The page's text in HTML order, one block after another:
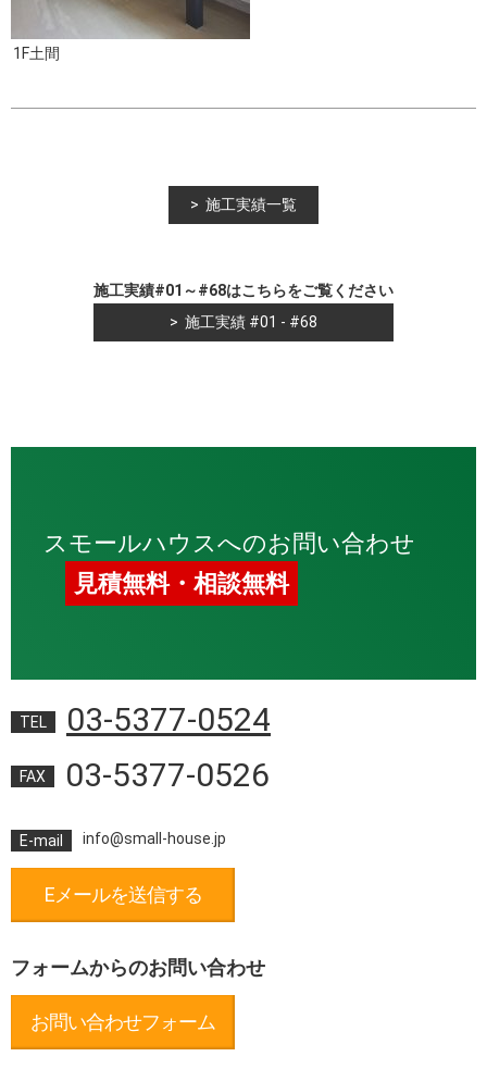
1F土間
施工実績一覧
施工実績#01～#68はこちらをご覧ください
施工実績 #01 - #68
スモールハウスへのお問い合わせ
見積無料・相談無料
TEL 03-5377-0524
FAX 03-5377-0526
E-mail info@small-house.jp
Eメールを送信する
フォームからのお問い合わせ
お問い合わせフォーム